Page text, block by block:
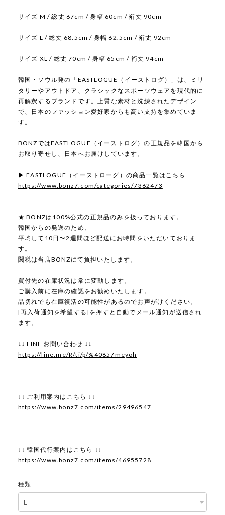
サイズ M / 総丈 67cm / 身幅 60cm / 裄丈 90cm
サイズ L / 総丈 68.5cm / 身幅 62.5cm / 裄丈 92cm
サイズ XL / 総丈 70cm / 身幅 65cm / 裄丈 94cm
韓国・ソウル発の「EASTLOGUE（イーストログ）」は、ミリ
タリーやアウトドア、クラシックなスポーツウェアを現代的に
再解釈するブランドです。上質な素材と洗練されたデザイン
で、日本のファッション愛好家からも高い支持を集めていま
す。
BONZではEASTLOGUE（イーストログ）の正規品を韓国から
お取り寄せし、日本へお届けしています。
▶ EASTLOGUE（イーストローグ）の商品一覧はこちら
https://www.bonz7.com/categories/7362473
★ BONZは100%公式の正規品のみを扱っております。
韓国からの発送のため、
平均して10日〜2週間ほど配送にお時間をいただいておりま
す。
関税は当店BONZにて負担いたします。
買付先の在庫状況は常に変動します。
ご購入前に在庫の確認をお勧めいたします。
品切れでも在庫復活の可能性があるのでお声がけください。
[再入荷通知を希望する]を押すと自動でメール通知が送信され
ます。
↓↓ LINE お問い合わせ ↓↓
https://line.me/R/ti/p/%40857meyoh
↓↓ ご利用案内はこちら ↓↓
https://www.bonz7.com/items/29496547
↓↓ 韓国代行案内はこちら ↓↓
https://www.bonz7.com/items/46955728
種類